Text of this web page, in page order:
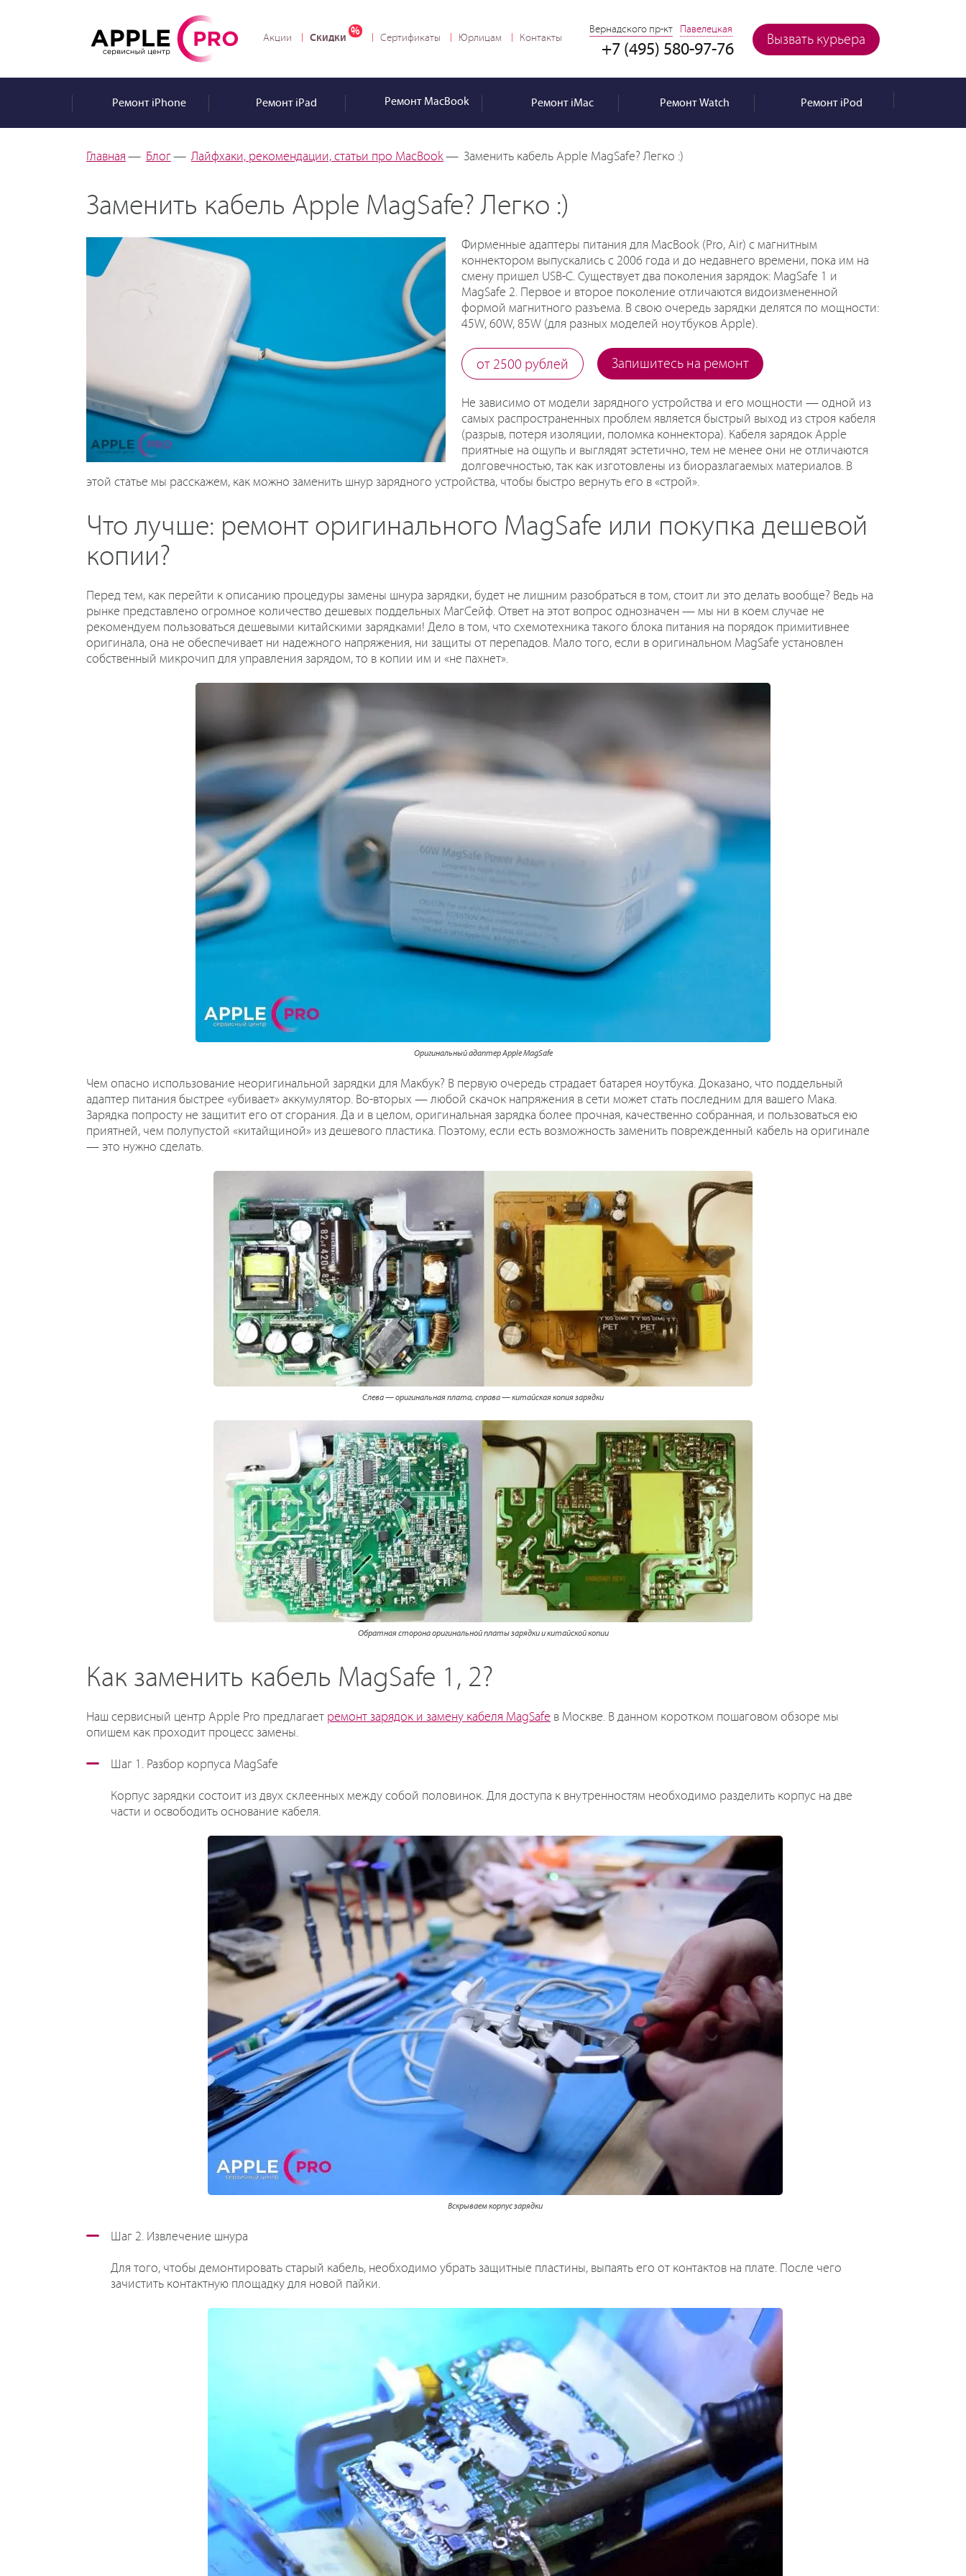
Вызвать курьера
Вернадского пр-кт Павелецкая
+7 (495) 580-97-76
Акции Скидки Сертификаты Юрлицам Контакты
РемонтiPhone РемонтiPad Ремонт MacBook РемонтiMac РемонтWatch РемонтiPod
Главная — Блог— Лайфхаки, рекомендации, статьи про MacBook— Заменить кабель Apple MagSafe? Легко :)
Заменить кабель Apple MagSafe? Легко :)
Фирменные адаптеры питания для MacBook (Pro, Air) с магнитным
коннектором выпускались с 2006 года и до недавнего времени, пока им на
смену пришел USB-C. Существует два поколения зарядок: MagSafe 1 и
MagSafe 2. Первое и второе поколение отличаются видоизмененной
формой магнитного разъема. В свою очередь зарядки делятся по мощности:
45W, 60W, 85W (для разных моделей ноутбуков Apple).
от 2500 рублей Запишитесь на ремонт
Не зависимо от модели зарядного устройства и его мощности — одной из
самых распространенных проблем является быстрый выход из строя кабеля
(разрыв, потеря изоляции, поломка коннектора). Кабеля зарядок Apple
приятные на ощупь и выглядят эстетично, тем не менее они не отличаются
долговечностью, так как изготовлены из биоразлагаемых материалов. В
этой статье мы расскажем, как можно заменить шнур зарядного устройства, чтобы быстро вернуть его в «строй».
Что лучше: ремонт оригинального MagSafe или покупка дешевой
копии?
Перед тем, как перейти к описанию процедуры замены шнура зарядки, будет не лишним разобраться в том, стоит ли это делать вообще? Ведь на
рынке представлено огромное количество дешевых поддельных МагСейф. Ответ на этот вопрос однозначен — мы ни в коем случае не
рекомендуем пользоваться дешевыми китайскими зарядками! Дело в том, что схемотехника такого блока питания на порядок примитивнее
оригинала, она не обеспечивает ни надежного напряжения, ни защиты от перепадов. Мало того, если в оригинальном MagSafe установлен
собственный микрочип для управления зарядом, то в копии им и «не пахнет».
Оригинальный адаптер Apple MagSafe
Чем опасно использование неоригинальной зарядки для Макбук? В первую очередь страдает батарея ноутбука. Доказано, что поддельный
адаптер питания быстрее «убивает» аккумулятор. Во-вторых — любой скачок напряжения в сети может стать последним для вашего Мака.
Зарядка попросту не защитит его от сгорания. Да и в целом, оригинальная зарядка более прочная, качественно собранная, и пользоваться ею
приятней, чем полупустой «китайщиной» из дешевого пластика. Поэтому, если есть возможность заменить поврежденный кабель на оригинале
— это нужно сделать.
Слева — оригинальная плата, справа — китайская копия зарядки
Обратная сторона оригинальной платы зарядки и китайской копии
Как заменить кабель MagSafe 1, 2?
Наш сервисный центр Apple Pro предлагает ремонт зарядок и замену кабеля MagSafe в Москве. В данном коротком пошаговом обзоре мы
опишем как проходит процесс замены.
Шаг 1. Разбор корпуса MagSafe
Корпус зарядки состоит из двух склеенных между собой половинок. Для доступа к внутренностям необходимо разделить корпус на две
части и освободить основание кабеля.
Вскрываем корпус зарядки
Шаг 2. Извлечение шнура
Для того, чтобы демонтировать старый кабель, необходимо убрать защитные пластины, выпаять его от контактов на плате. После чего
зачистить контактную площадку для новой пайки.